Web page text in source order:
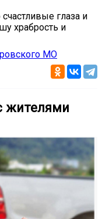
глаза и
храбрость и
МО
жителями